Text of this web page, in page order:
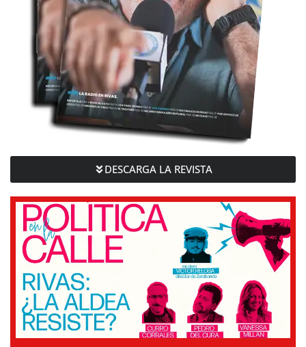
DESCARGA LA REVISTA